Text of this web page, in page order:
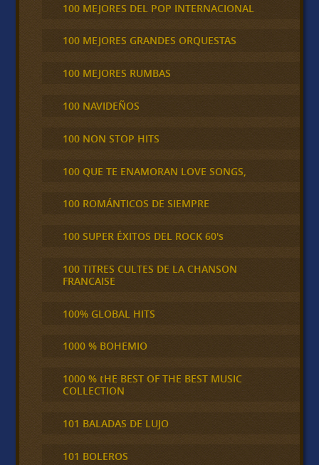
100 MEJORES DEL POP INTERNACIONAL
100 MEJORES GRANDES ORQUESTAS
100 MEJORES RUMBAS
100 NAVIDEÑOS
100 NON STOP HITS
100 QUE TE ENAMORAN LOVE SONGS,
100 ROMÁNTICOS DE SIEMPRE
100 SUPER ÉXITOS DEL ROCK 60's
100 TITRES CULTES DE LA CHANSON
FRANCAISE
100% GLOBAL HITS
1000 % BOHEMIO
1000 % tHE BEST OF THE BEST MUSIC
COLLECTION
101 BALADAS DE LUJO
101 BOLEROS